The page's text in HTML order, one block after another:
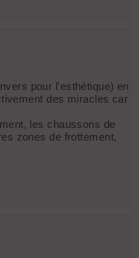
pour l'esthétique) en
des miracles car
les chaussons de
zones de frottement,